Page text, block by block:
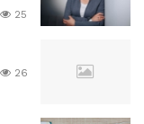
25
26